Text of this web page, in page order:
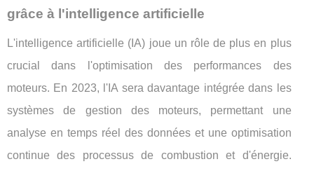
grâce à l'intelligence artificielle
L'intelligence artificielle (IA) joue un rôle de plus en plus
crucial dans l'optimisation des performances des
moteurs. En 2023, l'IA sera davantage intégrée dans les
systèmes de gestion des moteurs, permettant une
analyse en temps réel des données et une optimisation
continue des processus de combustion et d'énergie.